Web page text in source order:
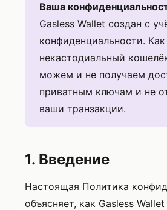
Ваша
Gasless Wallet создан с
конфиденциальности. Как
некастодиальный
можем и не получаем
приватным ключам и не
ваши транзакции.
1. Введение
Настоящая Политика
объясняет, как Gasless